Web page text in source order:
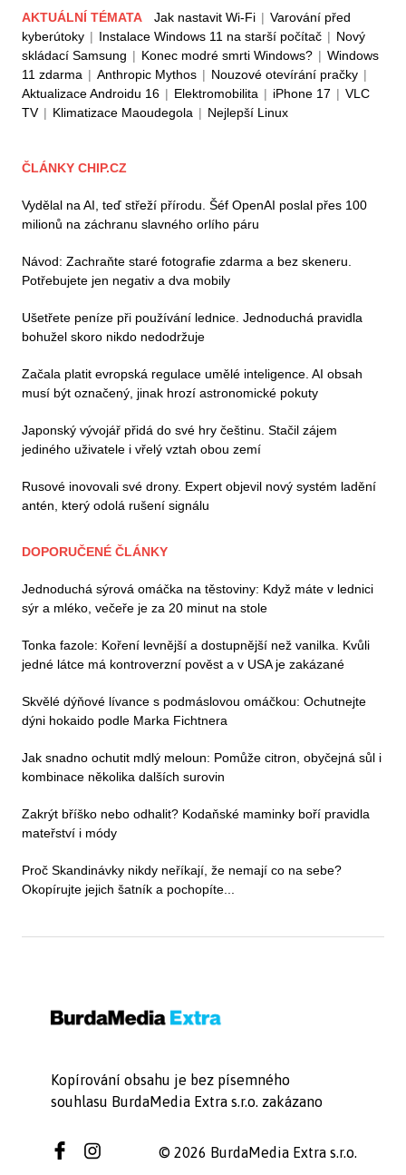
AKTUÁLNÍ TÉMATA Jak nastavit Wi-Fi | Varování před
kyberútoky | Instalace Windows 11 na starší počítač | Nový
skládací Samsung | Konec modré smrti Windows? | Windows
11 zdarma | Anthropic Mythos | Nouzové otevírání pračky |
Aktualizace Androidu 16 | Elektromobilita | iPhone 17 | VLC
TV | Klimatizace Maoudegola | Nejlepší Linux
ČLÁNKY CHIP.CZ
Vydělal na AI, teď střeží přírodu. Šéf OpenAI poslal přes 100
milionů na záchranu slavného orlího páru
Návod: Zachraňte staré fotografie zdarma a bez skeneru.
Potřebujete jen negativ a dva mobily
Ušetřete peníze při používání lednice. Jednoduchá pravidla
bohužel skoro nikdo nedodržuje
Začala platit evropská regulace umělé inteligence. AI obsah
musí být označený, jinak hrozí astronomické pokuty
Japonský vývojář přidá do své hry češtinu. Stačil zájem
jediného uživatele i vřelý vztah obou zemí
Rusové inovovali své drony. Expert objevil nový systém ladění
antén, který odolá rušení signálu
DOPORUČENÉ ČLÁNKY
Jednoduchá sýrová omáčka na těstoviny: Když máte v lednici
sýr a mléko, večeře je za 20 minut na stole
Tonka fazole: Koření levnější a dostupnější než vanilka. Kvůli
jedné látce má kontroverzní pověst a v USA je zakázané
Skvělé dýňové lívance s podmáslovou omáčkou: Ochutnejte
dýni hokaido podle Marka Fichtnera
Jak snadno ochutit mdlý meloun: Pomůže citron, obyčejná sůl i
kombinace několika dalších surovin
Zakrýt bříško nebo odhalit? Kodaňské maminky boří pravidla
mateřství i módy
Proč Skandinávky nikdy neříkají, že nemají co na sebe?
Okopírujte jejich šatník a pochopíte...
Kopírování obsahu je bez písemného
souhlasu BurdaMedia Extra s.r.o. zakázano
© 2026 BurdaMedia Extra s.r.o.